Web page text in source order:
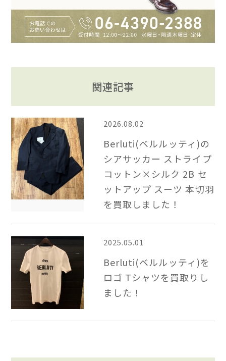
関連記事
2026.08.02
Berluti(ベルルッティ)の
シアサッカー ストライプ
コットン×シルク 2B​ セ
ットアップ スーツ 本切羽
を買取しました！
2025.05.01
Berluti(ベルルッティ)を
ロゴ Tシャツを買取りし
ました！